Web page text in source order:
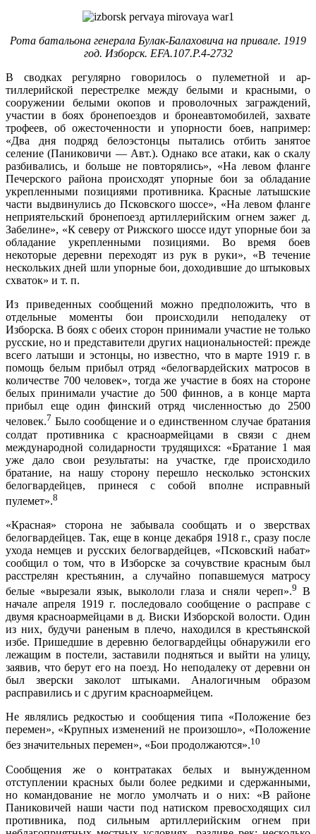
Рота батальона генерала Булак-Балаховича на привале. 1919
год. Изборск. EFA.107.P.4-2732
В сводках регулярно говорилось о пулеметной и ар­
тиллерийской перестрелке между белыми и красными, о
сооружении белыми окопов и проволочных заграж­дений,
участии в боях бронепоездов и бронеавтомоби­лей, захвате
трофеев, об ожесточенности и упорности боев, например:
«Два дня подряд белоэстонцы пыта­лись отбить занятое
селение (Паниковичи — Авт.). Од­нако все атаки, как о скалу
разбивались, и больше не повторялись», «На левом фланге
Печерского района происходят упорные бои за обладание
укрепленными позициями противника. Красные латышские
части вы­двинулись до Псковского шоссе», «На левом фланге
неприятельский бронепоезд артиллерийским огнем за­жег д.
Забелине», «К северу от Рижского шоссе идут упорные бои за
обладание укрепленными позициями. Во время боев
некоторые деревни переходят из рук в руки», «В течение
нескольких дней шли упорные бои, доходившие до штыковых
схваток» и т. п.
Из приведенных сообщений можно предположить, что в
отдельные моменты бои происходили неподалеку от
Изборска. В боях с обеих сторон принимали участие не только
русские, но и представители других национальностей: прежде
всего латыши и эстонцы, но известно, что в марте 1919 г. в
помощь белым прибыл отряд «белогвардейских матросов в
количестве 700 человек», тогда же участие в боях на стороне
белых принимали участие до 500 финнов, а в конце марта
прибыл еще один финский отряд численностью до 2500
человек.7 Было сообщение и о единственном случае братания
солдат противника с красноармейцами в свя­зи с днем
международной солидарности трудящихся: «Братание 1 мая
уже дало свои результаты: на участке, где происходило
братание, на нашу сторону перешло несколько эстонских
белогвардейцев, принеся с собой вполне исправный
пулемет».8
«Красная» сторона не забывала сообщать и о звер­ствах
белогвардейцев. Так, еще в конце декабря 1918 г., сразу после
ухода немцев и русских белогвардейцев, «Псковский набат»
сообщил о том, что в Изборске за сочувствие красным был
расстрелян крестьянин, а слу­чайно попавшемуся матросу
белые «вырезали язык, вы­кололи глаза и сняли череп».9 В
начале апреля 1919 г. последовало сообщение о расправе с
двумя красноар­мейцами в д. Виски Изборской волости. Один
из них, будучи раненым в плечо, находился в крестьянской
избе. Пришедшие в деревню белогвардейцы обнару­жили его
лежащим в постели, заставили подняться и выйти на улицу,
заявив, что берут его на поезд. Но неподалеку от деревни он
был зверски заколот шты­ками. Аналогичным образом
расправились и с другим красноармейцем.
Не являлись редкостью и сообщения типа «Поло­жение без
перемен», «Крупных изменений не произо­шло», «Положение
без значительных перемен», «Бои продолжаются».10
Сообщения же о контратаках белых и вынужденном
отступлении красных были более редкими и сдержан­ными,
но командование не могло умолчать и о них: «В районе
Паниковичей наши части под натиском превос­ходящих сил
противника, под сильным артиллерийским огнем при